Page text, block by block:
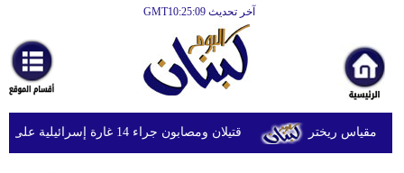
آخر تحديث GMT10:25:09
أخبارعاجلة
رياضة
ثقافة قتيلان ومصابون جراء 14 غارة إسرائيلية على شرق وجنوب لبنان